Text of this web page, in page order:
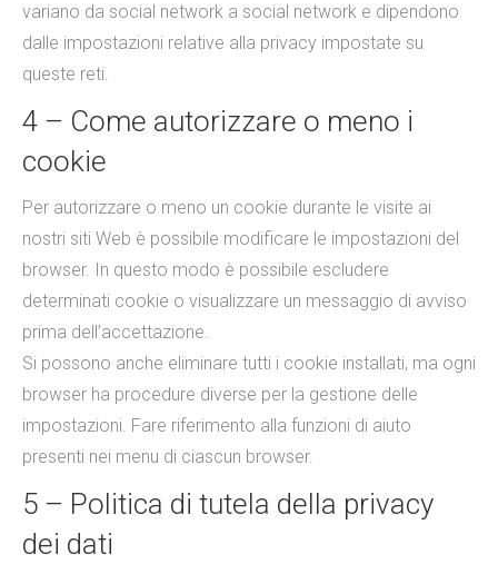
variano da social network a social network e dipendono
dalle impostazioni relative alla privacy impostate su
queste reti.
4 – Come autorizzare o meno i
cookie
Per autorizzare o meno un cookie durante le visite ai
nostri siti Web è possibile modificare le impostazioni del
browser. In questo modo è possibile escludere
determinati cookie o visualizzare un messaggio di avviso
prima dell’accettazione.
Si possono anche eliminare tutti i cookie installati, ma ogni
browser ha procedure diverse per la gestione delle
impostazioni. Fare riferimento alla funzioni di aiuto
presenti nei menu di ciascun browser.
5 – Politica di tutela della privacy
dei dati